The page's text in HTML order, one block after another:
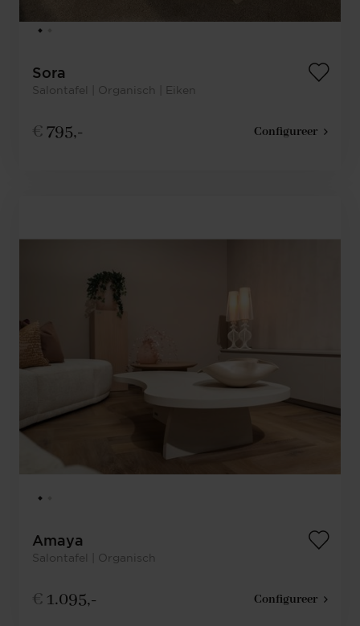
Sora
Salontafel | Organisch | Eiken
€ 795,- Configureer
Amaya
Salontafel | Organisch
€ 1.095,- Configureer